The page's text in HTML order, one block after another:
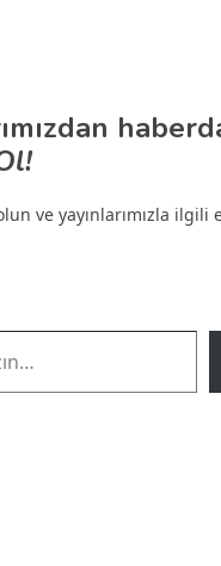
ve yayınlarımızla ilgili